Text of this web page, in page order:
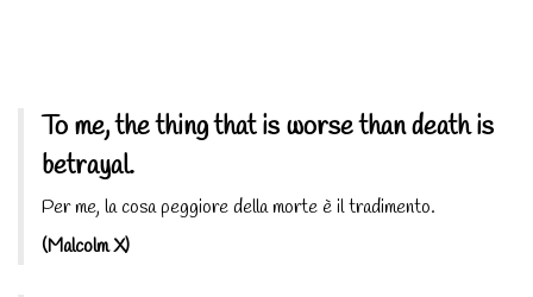
To me, the thing that is worse than death is
betrayal.
Per me, la cosa peggiore della morte è il tradimento.
(Malcolm X)